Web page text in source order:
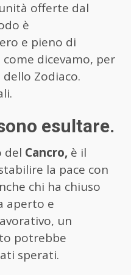
offerte dal
è
e pieno di
dicevamo, per
Zodiaco.
esultare.
del Cancro, è il
la pace con
chi ha chiuso
aperto e
un
potrebbe
sperati.